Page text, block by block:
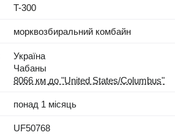
T-300
морквозбиральний комбайн
Україна
Чабаны
8066 км до "United States/Columbus"
понад 1 місяць
UF50768